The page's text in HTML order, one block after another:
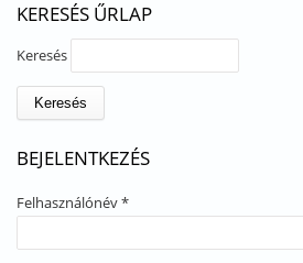
KERESÉS ŰRLAP
Keresés
BEJELENTKEZÉS
Felhasználónév*